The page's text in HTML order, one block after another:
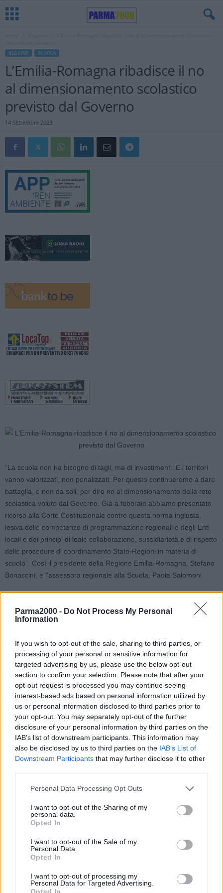
Parma2000 - Do Not Process My Personal
Information
If you wish to opt-out of the sale, sharing to third parties, or
processing of your personal or sensitive information for
targeted advertising by us, please use the below opt-out
section to confirm your selection. Please note that after your
opt-out request is processed you may continue seeing
interest-based ads based on personal information utilized by
us or personal information disclosed to third parties prior to
your opt-out. You may separately opt-out of the further
disclosure of your personal information by third parties on the
IAB’s list of downstream participants. This information may
also be disclosed by us to third parties on the IAB’s List of
Downstream Participants that may further disclose it to other
Personal Data Processing Opt Outs
I want to opt-out of the Sharing of my
personal data.
Opted In
I want to opt-out of the Sale of my
Personal Data.
Opted In
I want to opt-out of processing my
Personal Data for Targeted Advertising.
Opted In
REGIONE SCUOLA
L’Emilia-Romagna ribadisce il no
al dimensionamento scolastico
previsto dal Governo
14 Settembre 2023
“La scuola non ha bisogno di tagli, ma di investimenti. E i territori
vanno valorizzati, non penalizzati. Per questo continueremo a dare
battaglia, e non da soli, per dire no al dimensionamento della rete
scolastica voluto dal Governo. Già a febbraio abbiamo presentato
ricorso alla Corte Costituzionale contro questa norma ingiusta,
lesiva delle competenze di programmazione regionali e degli Enti
locali e dei principi di leale collaborazione, sussidiarietà e di rispetto
delle procedure di coordinamento Stato-Regioni in materia di
scuola”. Così il presidente della Regione Emilia-Romagna, Stefano
Bonaccini, e l’assessora regionale alla Scuola, Paola Salomoni.
dalla Giunta regionale contro le parti della Legge statale di bilancio
2022 con le quali si alza a 900 studenti la soglia minima per poter
rischio, di fatto, di accorpamenti e riduzione del numero delle
scuole, che potrebbero penalizzare le aree interne, periferiche e i
comuni montani. Tecnicamente, il ricorso dell’Emilia-Romagna
riguarda l’articolo 1, comma 557, e l’articolo 1, commi 558-561,
della Legge 197 del 29 dicembre 2022 “Bilancio di previsione dello
Stato per l’anno finanziario 2023 e bilancio pluriennale per il
triennio 2023-2025”.
“Secondo quanto previsto dallo schema di decreto del governo-
ricordano Bonaccini e Salomoni- in Emilia-Romagna il taglio
accorpando istituti che hanno già una media di più di 1.000 studenti
superiori di secondo grado”.
Peraltro l’Emilia-Romagna non è la sola ad aver espresso
contrarietà: in Conferenza Unificata, anche Abruzzo, Campania,
Puglia, Sardegna, Toscana, UPI e ANCI, le associazioni dei Comuni
e delle Province italiane, hanno sancito il mancato accordo sullo
schema di decreto del ministro dell’istruzione e del merito, di